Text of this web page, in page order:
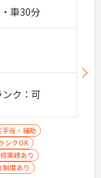
車30分
ク：可
手当・補助
ンクOK
実績あり
制度あり